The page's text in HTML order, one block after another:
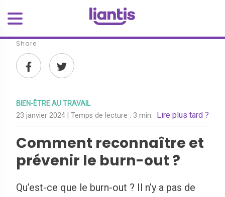
Share
BIEN-ÊTRE AU TRAVAIL
23 janvier 2024 | Temps de lecture : 3 min. Lire plus tard ?
Comment reconnaître et
prévenir le burn-out ?
Qu’est-ce que le burn-out ? Il n’y a pas de